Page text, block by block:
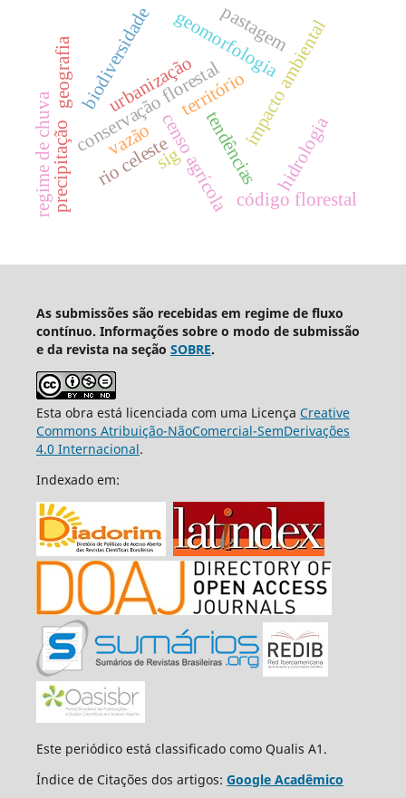
conservação florestalimpacto ambiental
censo agrícola
biodiversidade
rio celeste tendências
precipitação vazão
geomorfologia
hidrologia
regime de chuva território
pastagem
código florestal
urbanização
geografia
sig
As submissões são recebidas em regime de fluxo
contínuo. Informações sobre o modo de submissão
e da revista na seção SOBRE.
Esta obra está licenciada com uma Licença Creative
Commons Atribuição-NãoComercial-SemDerivações
4.0 Internacional.
Indexado em:
Este periódico está classificado como Qualis A1.
Índice de Citações dos artigos: Google Acadêmico